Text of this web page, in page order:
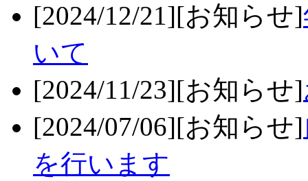
[2024/12/21][お知らせ]
いて
[2024/11/23][お知らせ]
[2024/07/06][お知らせ]
を行います